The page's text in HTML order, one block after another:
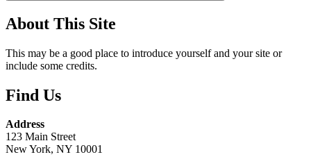
About This Site
This may be a good place to introduce yourself and your site or
include some credits.
Find Us
Address
123 Main Street
New York, NY 10001